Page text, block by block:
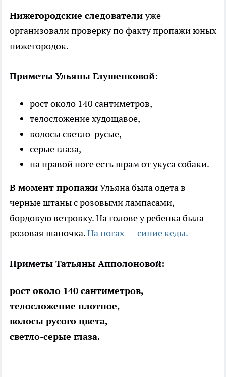
Нижегородские следователиуже
организовали проверку по факту пропажи юных
нижегородок.
Приметы Ульяны Глушенковой:
рост около 140 сантиметров,
телосложение худощавое,
волосы светло-русые,
серые глаза,
на правой ноге есть шрам от укуса собаки.
В момент пропажиУльяна была одета в
черные штаны с розовыми лампасами,
бордовую ветровку. На голове у ребенка была
розовая шапочка.На ногах — синие кеды.
Приметы Татьяны Апполоновой:
рост около 140 сантиметров,
телосложение плотное,
волосы русого цвета,
светло-серые глаза.